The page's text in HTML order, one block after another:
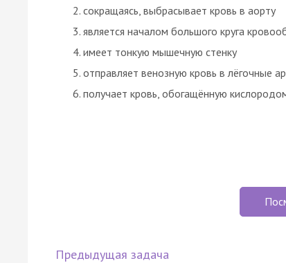
сокращаясь, выбрасывает кровь в аорту
является началом большого круга
имеет тонкую мышечную стенку
отправляет венозную кровь в лёгочные
получает кровь, обогащённую
Предыдущая задача